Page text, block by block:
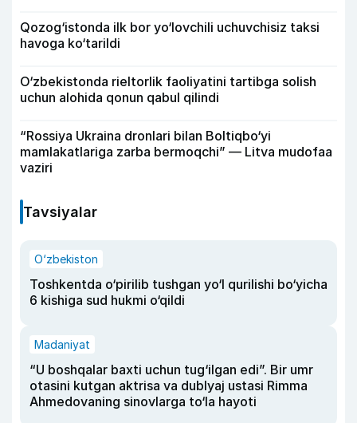
Qozog‘istonda ilk bor yo‘lovchili uchuvchisiz taksi
havoga ko‘tarildi
O‘zbekistonda rieltorlik faoliyatini tartibga solish
uchun alohida qonun qabul qilindi
“Rossiya Ukraina dronlari bilan Boltiqbo‘yi
mamlakatlariga zarba bermoqchi” — Litva mudofaa
vaziri
Tavsiyalar
O‘zbekiston
Toshkentda o‘pirilib tushgan yo‘l qurilishi bo‘yicha
6 kishiga sud hukmi o‘qildi
Madaniyat
“U boshqalar baxti uchun tug‘ilgan edi”. Bir umr
otasini kutgan aktrisa va dublyaj ustasi Rimma
Ahmedovaning sinovlarga to‘la hayoti